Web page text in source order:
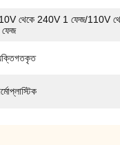
থেকে 240V 1 ফেজ/110V